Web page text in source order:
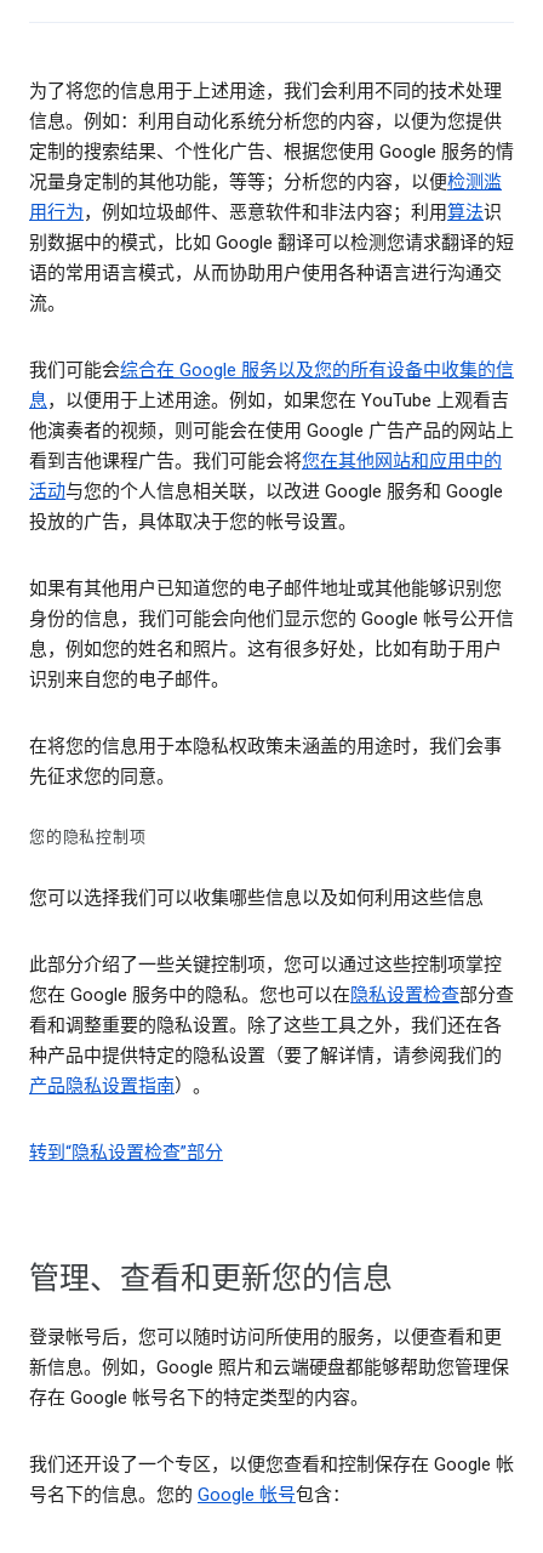
为了将您的信息用于上述用途，我们会利用不同的技术处理
信息。例如：利用自动化系统分析您的内容，以便为您提供
定制的搜索结果、个性化广告、根据您使用 Google 服务的情
况量身定制的其他功能，等等；分析您的内容，以便检测滥
用行为，例如垃圾邮件、恶意软件和非法内容；利用算法识
别数据中的模式，比如 Google 翻译可以检测您请求翻译的短
语的常用语言模式，从而协助用户使用各种语言进行沟通交
流。
我们可能会综合在 Google 服务以及您的所有设备中收集的信
息，以便用于上述用途。例如，如果您在 YouTube 上观看吉
他演奏者的视频，则可能会在使用 Google 广告产品的网站上
看到吉他课程广告。我们可能会将您在其他网站和应用中的
活动与您的个人信息相关联，以改进 Google 服务和 Google
投放的广告，具体取决于您的帐号设置。
如果有其他用户已知道您的电子邮件地址或其他能够识别您
身份的信息，我们可能会向他们显示您的 Google 帐号公开信
息，例如您的姓名和照片。这有很多好处，比如有助于用户
识别来自您的电子邮件。
在将您的信息用于本隐私权政策未涵盖的用途时，我们会事
先征求您的同意。
您的隐私控制项
您可以选择我们可以收集哪些信息以及如何利用这些信息
此部分介绍了一些关键控制项，您可以通过这些控制项掌控
您在 Google 服务中的隐私。您也可以在隐私设置检查部分查
看和调整重要的隐私设置。除了这些工具之外，我们还在各
种产品中提供特定的隐私设置（要了解详情，请参阅我们的
产品隐私设置指南）。
转到“隐私设置检查”部分
管理、查看和更新您的信息
登录帐号后，您可以随时访问所使用的服务，以便查看和更
新信息。例如，Google 照片和云端硬盘都能够帮助您管理保
存在 Google 帐号名下的特定类型的内容。
我们还开设了一个专区，以便您查看和控制保存在 Google 帐
号名下的信息。您的 Google 帐号包含：